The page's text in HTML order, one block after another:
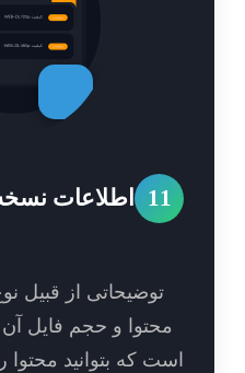
اطلاعات نسخه ها
توضیحاتی از قبیل نوع انکودر
و حجم فایل آن برای
که بتوانید محتوا را طبق